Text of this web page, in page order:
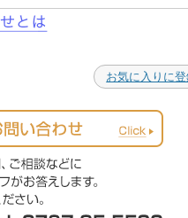
お気に入りに